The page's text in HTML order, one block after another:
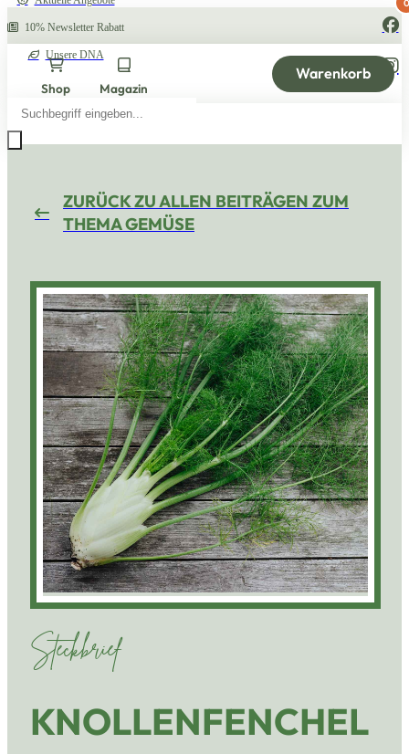
10% Newsletter Rabatt
Unsere DNA
Shop Magazin
Warenkorb
0
Products
ZURÜCK ZU ALLEN BEITRÄGEN ZUM
THEMA GEMÜSE
Steckbrief
KNOLLENFENCHEL